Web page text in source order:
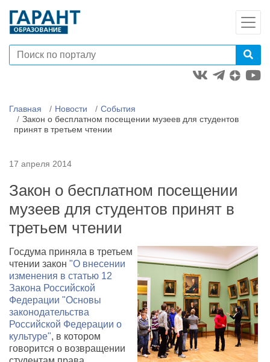
Главная Новости
События
Закон о бесплатном посещении музеев для студентов
принят в третьем чтении
17 апреля 2014
Закон о бесплатном посещении
музеев для студентов принят в
третьем чтении
Госдума приняла в третьем
чтении закон "О внесении
изменения в статью 12
Закона Российской
Федерации "Основы
законодательства
Российской Федерации о
культуре", в котором
говорится о возвращении